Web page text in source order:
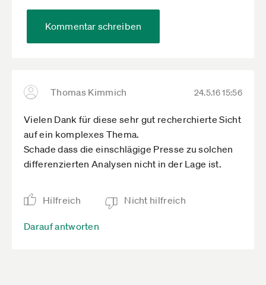
Kommentar schreiben
Thomas Kimmich 24.5.16 15:56
Vielen Dank für diese sehr gut recherchierte Sicht
auf ein komplexes Thema.
Schade dass die einschlägige Presse zu solchen
differenzierten Analysen nicht in der Lage ist.
Hilfreich Nicht hilfreich
Darauf antworten